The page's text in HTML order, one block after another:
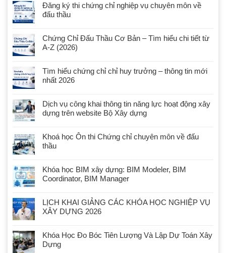
Đăng ký thi chứng chỉ nghiệp vụ chuyên môn về
đấu thầu
Chứng Chỉ Đấu Thầu Cơ Bản – Tìm hiểu chi tiết từ
A-Z (2026)
Tìm hiểu chứng chỉ chỉ huy trưởng – thông tin mới
nhất 2026
Dịch vụ công khai thông tin năng lực hoạt động xây
dựng trên website Bộ Xây dựng
Khoá học Ôn thi Chứng chỉ chuyên môn về đấu
thầu
Khóa học BIM xây dựng: BIM Modeler, BIM
Coordinator, BIM Manager
LỊCH KHAI GIẢNG CÁC KHÓA HỌC NGHIỆP VỤ
XÂY DỰNG 2026
Khóa Học Đo Bóc Tiên Lượng Và Lập Dự Toán Xây
Dựng